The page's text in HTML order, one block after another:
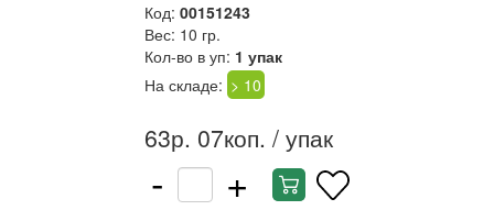
Код: 00151243
Вес: 10 гр.
Кол-во в уп: 1 упак
На складе: > 10
63р. 07коп. / упак
- +